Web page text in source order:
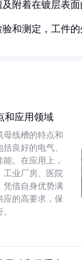
附着在镀层表面
和测定，工件的
和应用领域
母线槽的特点和
良好的电气、
。在应用上，
工业厂房、医院
凭借自身优势满
应的高要求，保